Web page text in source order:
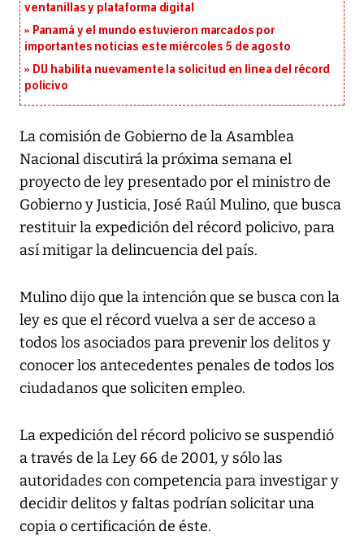
ventanillas y plataforma digital
Panamá y el mundo estuvieron marcados por
importantes noticias este miércoles 5 de agosto
DIJ habilita nuevamente la solicitud en línea del récord
policivo
La comisión de Gobierno de la Asamblea
Nacional discutirá la próxima semana el
proyecto de ley presentado por el ministro de
Gobierno y Justicia, José Raúl Mulino, que busca
restituir la expedición del récord policivo, para
así mitigar la delincuencia del país.
Mulino dijo que la intención que se busca con la
ley es que el récord vuelva a ser de acceso a
todos los asociados para prevenir los delitos y
conocer los antecedentes penales de todos los
ciudadanos que soliciten empleo.
La expedición del récord policivo se suspendió
a través de la Ley 66 de 2001, y sólo las
autoridades con competencia para investigar y
decidir delitos y faltas podrían solicitar una
copia o certificación de éste.